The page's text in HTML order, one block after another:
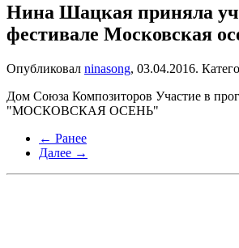
Нина Шацкая приняла
фестивале Московская
Опубликовал ninasong, 03.04.2016.
Дом Союза Композиторов Участие в
"МОСКОВСКАЯ ОСЕНЬ"
← Ранее
Далее →